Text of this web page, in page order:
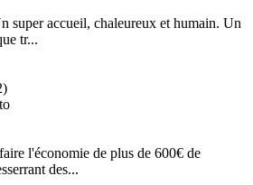
super accueil, chaleureux et humain. Un
tr...
l'économie de plus de 600€ de
des...